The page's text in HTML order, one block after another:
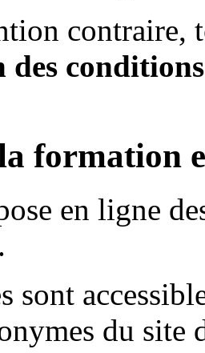
contraire,
des
formation
en ligne
sont
du site